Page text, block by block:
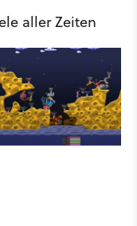
aller Zeiten